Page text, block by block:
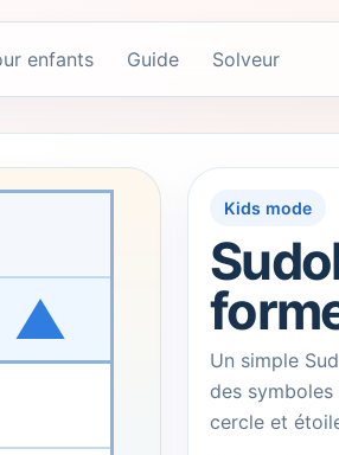
enfants Guide Solveur
de triangle, carré, cercle et étoile
▲
Kids mode
Un simple
des
cercle et